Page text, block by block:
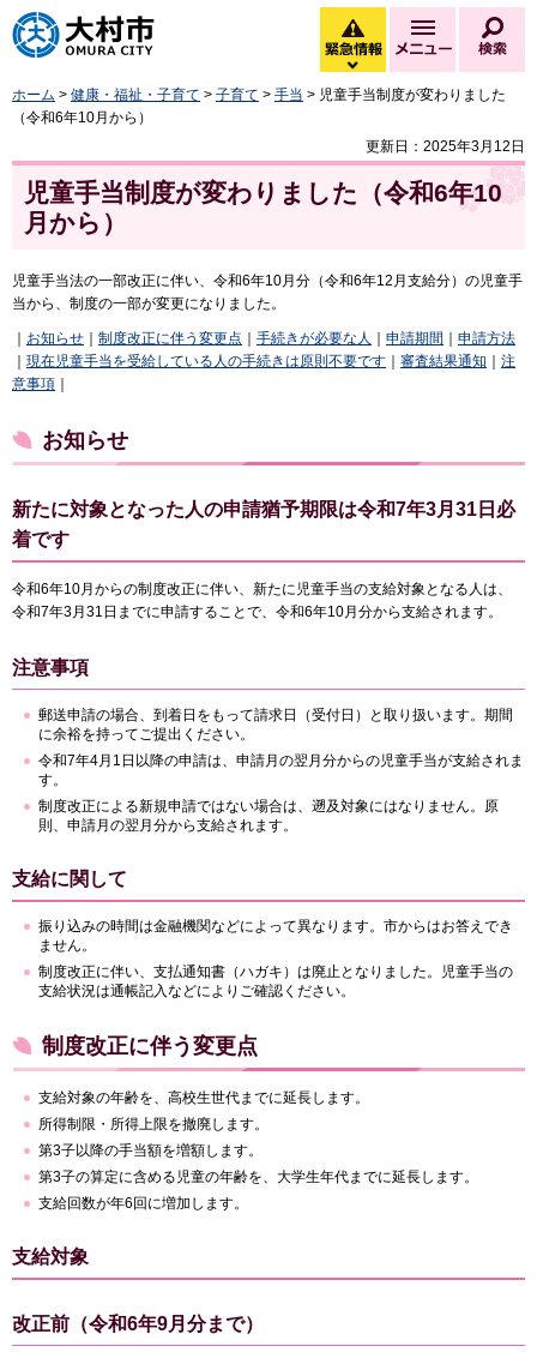
大村市
緊急情報
緊急情報を開く
メニュー
ホーム > 健康・福祉・子育て > 子育て > 手当 > 児童手当制度が変わりました
（令和6年10月から）
更新日：2025年3月12日
児童手当制度が変わりました（令和6年10
月から）
児童手当法の一部改正に伴い、令和6年10月分（令和6年12月支給分）の児童手
当から、制度の一部が変更になりました。
｜ お知らせ ｜ 制度改正に伴う 変更点 ｜ 手続きが必要な人 ｜ 申請期間 ｜ 申請方法
｜ 現在児童手当を受給している人の手続きは原則不要です ｜ 審査結果通知 ｜ 注
意事項 ｜
お知らせ
新たに対象となった人の申請猶予期限は令和7年3月31日必
着です
令和6年10月からの制度改正に伴い、新たに児童手当の支給対象となる人は、
令和7年3月31日までに申請することで、令和6年10月分から支給されます。
注意事項
郵送申請の場合、到着日をもって請求日（受付日）と取り扱います。期間
に余裕を持ってご提出ください。
令和7年4月1日以降の申請は、申請月の翌月分からの児童手当が支給されま
す。
制度改正による新規申請ではない場合は、遡及対象にはなりません。原
則、申請月の翌月分から支給されます。
支給に関して
振り込みの時間は金融機関などによって異なります。市からはお答えでき
ません。
制度改正に伴い、支払通知書（ハガキ）は廃止となりました。児童手当の
支給状況は通帳記入などによりご確認ください。
制度改正に伴う変更点
支給対象の年齢を、高校生世代までに延長します。
所得制限・所得上限を撤廃します。
第3子以降の手当額を増額します。
第3子の算定に含める児童の年齢を、大学生年代までに延長します。
支給回数が年6回に増加します。
支給対象
改正前（令和6年9月分まで）